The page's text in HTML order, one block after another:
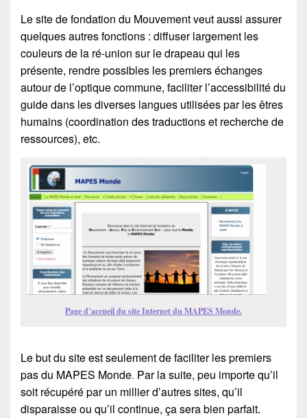
Le site de fondation du Mouvement veut aussi assurer
quelques autres fonctions : diffuser largement les
couleurs de la ré-union sur le drapeau qui les
présente, rendre possibles les premiers échanges
autour de l’optique commune, faciliter l’accessibilité du
guide dans les diverses langues utilisées par les êtres
humains (coordination des traductions et recherche de
ressources), etc.
Page d’accueil du site Internet du MAPES Monde.
Le but du site est seulement de faciliter les premiers
pas du MAPES Monde. Par la suite, peu importe qu’il
soit récupéré par un millier d’autres sites, qu’il
disparaisse ou qu’il continue, ça sera bien parfait.